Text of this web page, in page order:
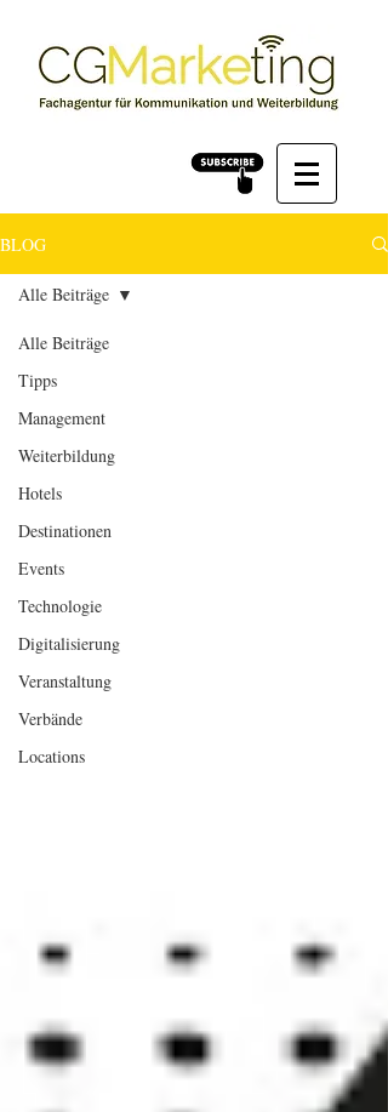
BLOG
Alle Beiträge
Tipps
Management
Weiterbildung
Hotels
Destinationen
Events
Technologie
Digitalisierung
Veranstaltung
Verbände
Locations
Alle Beiträge